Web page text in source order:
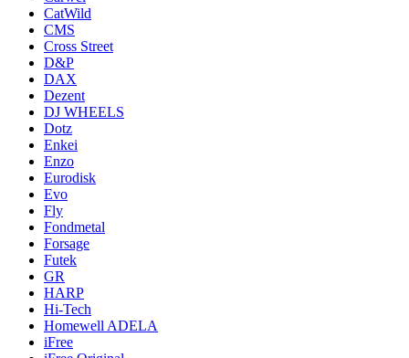
CatWild
CMS
Cross Street
D&P
DAX
Dezent
DJ WHEELS
Dotz
Enkei
Enzo
Eurodisk
Evo
Fly
Fondmetal
Forsage
Futek
GR
HARP
Hi-Tech
Homewell ADELA
iFree